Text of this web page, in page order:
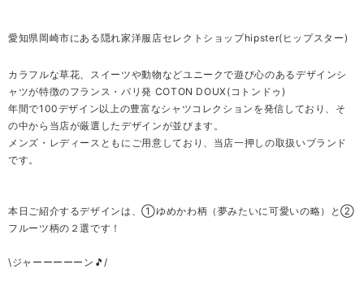
愛知県岡崎市にある隠れ家洋服店セレクトショップhipster(ヒップスター)
カラフルな草花、スイーツや動物などユニークで遊び心のあるデザインシ
ャツが特徴のフランス・パリ発 COTON DOUX(コトンドゥ)
年間で100デザイン以上の豊富なシャツコレクションを発信しており、そ
の中から当店が厳選したデザインが並びます。
メンズ・レディースともにご用意しており、当店一押しの取扱いブランド
です。
本日ご紹介するデザインは、①ゆめかわ柄（夢みたいに可愛いの略）と②
フルーツ柄の２選です！
\ジャーーーーーン🎵/